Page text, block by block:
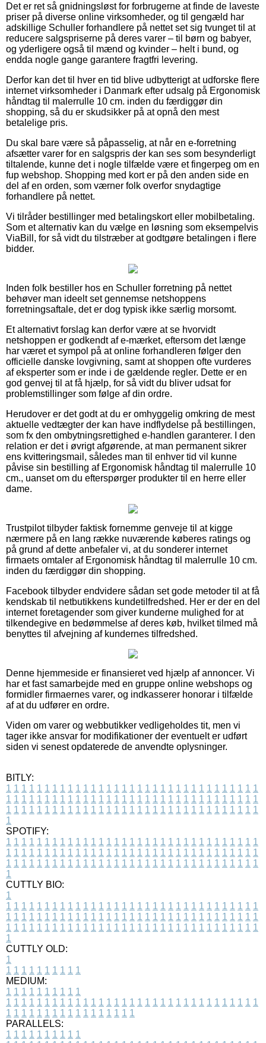
Det er ret så gnidningsløst for forbrugerne at finde de laveste
priser på diverse online virksomheder, og til gengæld har
adskillige Schuller forhandlere på nettet set sig tvunget til at
reducere salgspriserne på deres varer – til børn og babyer,
og yderligere også til mænd og kvinder – helt i bund, og
endda nogle gange garantere fragtfri levering.
Derfor kan det til hver en tid blive udbytterigt at udforske flere
internet virksomheder i Danmark efter udsalg på Ergonomisk
håndtag til malerrulle 10 cm. inden du færdiggør din
shopping, så du er skudsikker på at opnå den mest
betalelige pris.
Du skal bare være så påpasselig, at når en e-forretning
afsætter varer for en salgspris der kan ses som besynderligt
tiltalende, kunne det i nogle tilfælde være et fingerpeg om en
fup webshop. Shopping med kort er på den anden side en
del af en orden, som værner folk overfor snydagtige
forhandlere på nettet.
Vi tilråder bestillinger med betalingskort eller mobilbetaling.
Som et alternativ kan du vælge en løsning som eksempelvis
ViaBill, for så vidt du tilstræber at godtgøre betalingen i flere
bidder.
Inden folk bestiller hos en Schuller forretning på nettet
behøver man ideelt set gennemse netshoppens
forretningsaftale, det er dog typisk ikke særlig morsomt.
Et alternativt forslag kan derfor være at se hvorvidt
netshoppen er godkendt af e-mærket, eftersom det længe
har været et sympol på at online forhandleren følger den
officielle danske lovgivning, samt at shoppen ofte vurderes
af eksperter som er inde i de gældende regler. Dette er en
god genvej til at få hjælp, for så vidt du bliver udsat for
problemstillinger som følge af din ordre.
Herudover er det godt at du er omhyggelig omkring de mest
aktuelle vedtægter der kan have indflydelse på bestillingen,
som fx den ombytningsrettighed e-handlen garanterer. I den
relation er det i øvrigt afgørende, at man permanent sikrer
ens kvitteringsmail, således man til enhver tid vil kunne
påvise sin bestilling af Ergonomisk håndtag til malerrulle 10
cm., uanset om du efterspørger produkter til en herre eller
dame.
Trustpilot tilbyder faktisk fornemme genveje til at kigge
nærmere på en lang række nuværende køberes ratings og
på grund af dette anbefaler vi, at du sonderer internet
firmaets omtaler af Ergonomisk håndtag til malerrulle 10 cm.
inden du færdiggør din shopping.
Facebook tilbyder endvidere sådan set gode metoder til at få
kendskab til netbutikkens kundetilfredshed. Her er der en del
internet foretagender som giver kunderne mulighed for at
tilkendegive en bedømmelse af deres køb, hvilket tilmed må
benyttes til afvejning af kundernes tilfredshed.
Denne hjemmeside er finansieret ved hjælp af annoncer. Vi
har et fast samarbejde med en gruppe online webshops og
formidler firmaernes varer, og indkasserer honorar i tilfælde
af at du udfører en ordre.
Viden om varer og webbutikker vedligeholdes tit, men vi
tager ikke ansvar for modifikationer der eventuelt er udført
siden vi senest opdaterede de anvendte oplysninger.
BITLY:
1 1 1 1 1 1 1 1 1 1 1 1 1 1 1 1 1 1 1 1 1 1 1 1 1 1 1 1 1 1 1 1 1
1 1 1 1 1 1 1 1 1 1 1 1 1 1 1 1 1 1 1 1 1 1 1 1 1 1 1 1 1 1 1 1 1
1 1 1 1 1 1 1 1 1 1 1 1 1 1 1 1 1 1 1 1 1 1 1 1 1 1 1 1 1 1 1 1 1
1
SPOTIFY:
1 1 1 1 1 1 1 1 1 1 1 1 1 1 1 1 1 1 1 1 1 1 1 1 1 1 1 1 1 1 1 1 1
1 1 1 1 1 1 1 1 1 1 1 1 1 1 1 1 1 1 1 1 1 1 1 1 1 1 1 1 1 1 1 1 1
1 1 1 1 1 1 1 1 1 1 1 1 1 1 1 1 1 1 1 1 1 1 1 1 1 1 1 1 1 1 1 1 1
1
CUTTLY BIO:
1
1 1 1 1 1 1 1 1 1 1 1 1 1 1 1 1 1 1 1 1 1 1 1 1 1 1 1 1 1 1 1 1 1
1 1 1 1 1 1 1 1 1 1 1 1 1 1 1 1 1 1 1 1 1 1 1 1 1 1 1 1 1 1 1 1 1
1 1 1 1 1 1 1 1 1 1 1 1 1 1 1 1 1 1 1 1 1 1 1 1 1 1 1 1 1 1 1 1 1
1
CUTTLY OLD:
1
1 1 1 1 1 1 1 1 1 1
MEDIUM:
1 1 1 1 1 1 1 1 1 1
1 1 1 1 1 1 1 1 1 1 1 1 1 1 1 1 1 1 1 1 1 1 1 1 1 1 1 1 1 1 1 1 1
1 1 1 1 1 1 1 1 1 1 1 1 1 1 1 1 1
PARALLELS:
1 1 1 1 1 1 1 1 1 1